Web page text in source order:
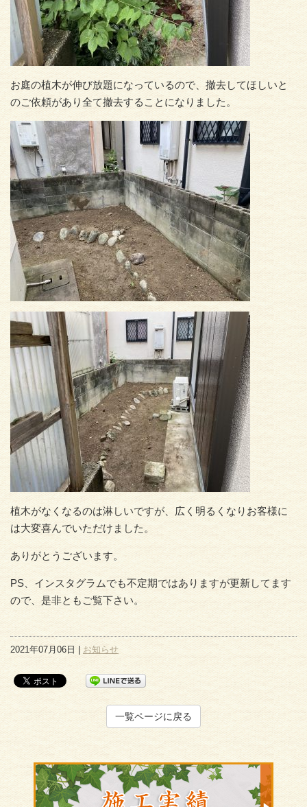
お庭の植木が伸び放題になっているので、撤去してほしいと
のご依頼があり全て撤去することになりました。
植木がなくなるのは淋しいですが、広く明るくなりお客様に
は大変喜んでいただけました。
ありがとうございます。
PS、インスタグラムでも不定期ではありますが更新してます
ので、是非ともご覧下さい。
2021年07月06日 | お知らせ
一覧ページに戻る